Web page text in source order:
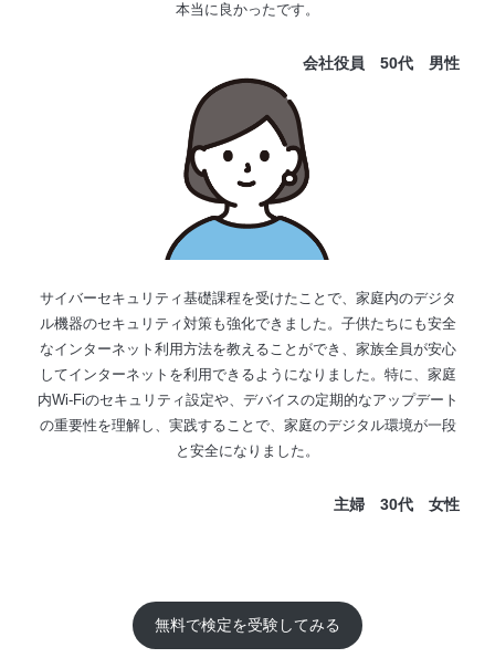
本当に良かったです。
会社役員 50代 男性
サイバーセキュリティ基礎課程を受けたことで、家庭内のデジタ
ル機器のセキュリティ対策も強化できました。子供たちにも安全
なインターネット利用方法を教えることができ、家族全員が安心
してインターネットを利用できるようになりました。特に、家庭
内Wi-Fiのセキュリティ設定や、デバイスの定期的なアップデート
の重要性を理解し、実践することで、家庭のデジタル環境が一段
と安全になりました。
主婦 30代 女性
無料で検定を受験してみる